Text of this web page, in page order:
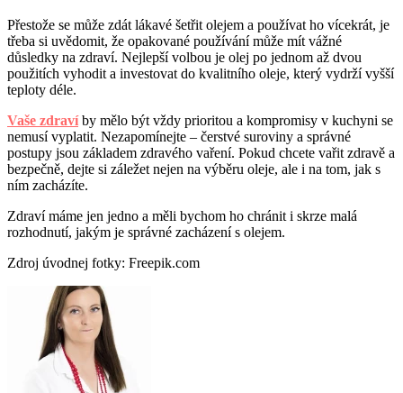
Přestože se může zdát lákavé šetřit olejem a používat ho vícekrát, je
třeba si uvědomit, že opakované používání může mít vážné
důsledky na zdraví. Nejlepší volbou je olej po jednom až dvou
použitích vyhodit a investovat do kvalitního oleje, který vydrží vyšší
teploty déle.
Vaše zdravíby mělo být vždy prioritou a kompromisy v kuchyni se
nemusí vyplatit. Nezapomínejte – čerstvé suroviny a správné
postupy jsou základem zdravého vaření. Pokud chcete vařit zdravě a
bezpečně, dejte si záležet nejen na výběru oleje, ale i na tom, jak s
ním zacházíte.
Zdraví máme jen jedno a měli bychom ho chránit i skrze malá
rozhodnutí, jakým je správné zacházení s olejem.
Zdroj úvodnej fotky: Freepik.com